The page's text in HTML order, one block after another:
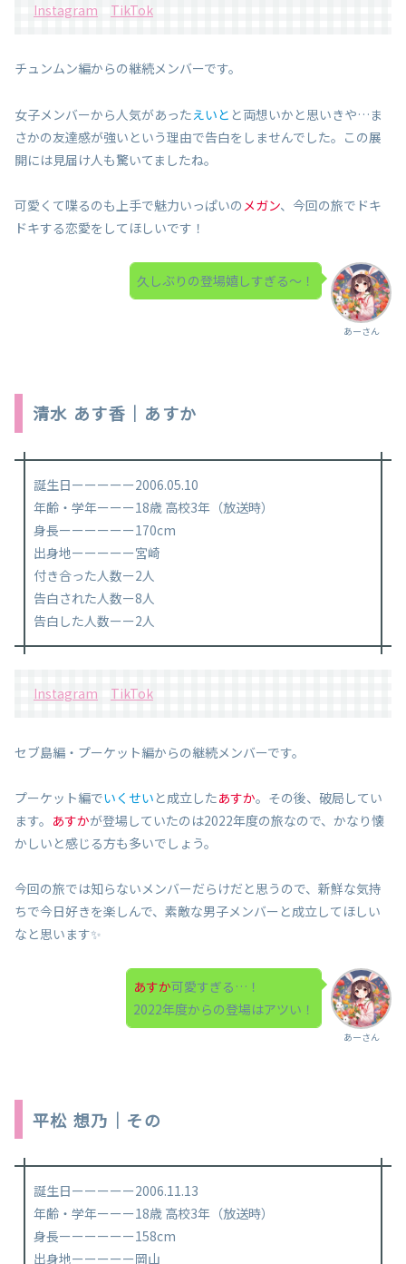
Instagram TikTok
チュンムン編からの継続メンバーです。
女子メンバーから人気があったえいと と両想いかと思いきや…ま
さかの友達感が強いという理由で告白をしませんでした。この展
開には見届け人も驚いてましたね。
可愛くて喋るのも上手で魅力いっぱいの メガン、今回の旅でドキ
ドキする恋愛をしてほしいです！
あーさん
久しぶりの登場嬉しすぎる～！
清水 あす香｜あすか
誕生日ーーーーー2006.05.10
年齢・学年ーーー18歳 高校3年（放送時）
身長ーーーーーー170cm
出身地ーーーーー宮崎
付き合った人数ー2人
告白された人数ー8人
告白した人数ーー2人
Instagram TikTok
セブ島編・プーケット編からの継続メンバーです。
プーケット編でいくせい と成立したあすか。その後、破局してい
ます。 あすかが登場していたのは2022年度の旅なので、かなり懐
かしいと感じる方も多いでしょう。
今回の旅では知らないメンバーだらけだと思うので、新鮮な気持
ちで今日好きを楽しんで、素敵な男子メンバーと成立してほしい
なと思います✨
あーさん
あすか可愛すぎる…！
2022年度からの登場はアツい！
平松 想乃｜その
誕生日ーーーーー2006.11.13
年齢・学年ーーー18歳 高校3年（放送時）
身長ーーーーーー158cm
出身地ーーーーー岡山